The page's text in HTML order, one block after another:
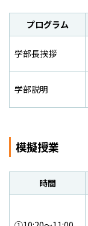
プログラム
学部長挨拶
学部説明
模擬授業
時間